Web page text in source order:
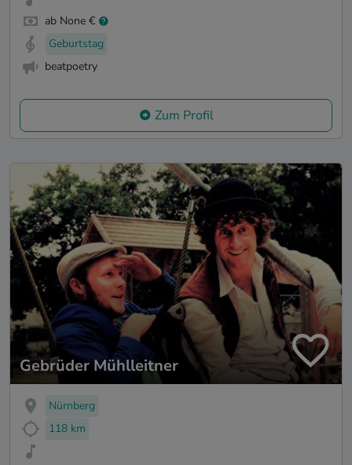
ab None €
Geburtstag
beatpoetry
Zum Profil
Gebrüder Mühlleitner
Nürnberg
118 km